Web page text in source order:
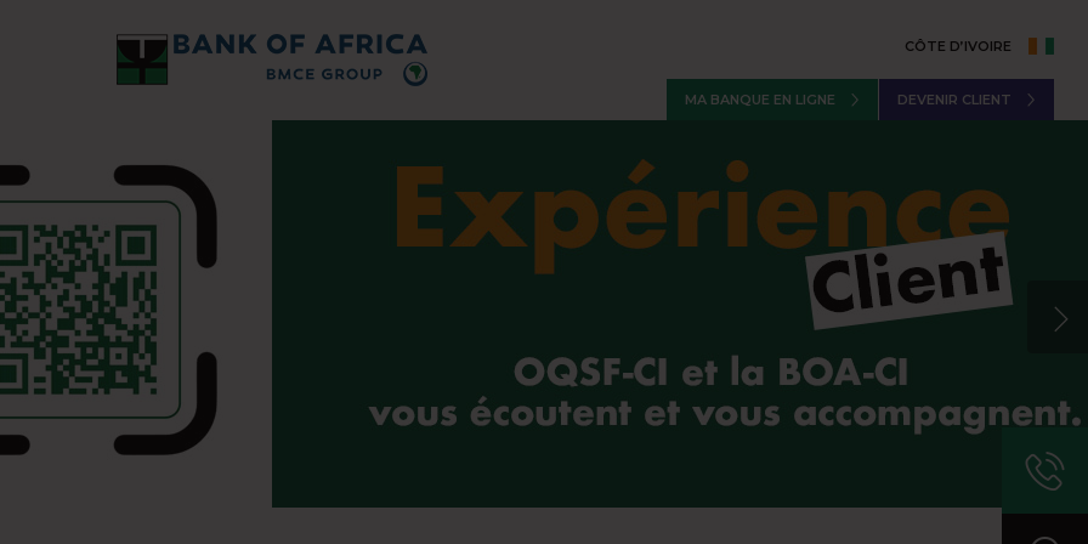
CÔTE D’IVOIRE
DEVENIR CLIENT
MA BANQUE EN LIGNE